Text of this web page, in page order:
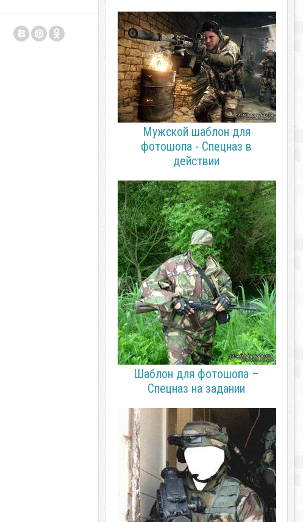
Мужской шаблон для
фотошопа - Спецназ в
действии
Шаблон для фотошопа –
Спецназ на задании